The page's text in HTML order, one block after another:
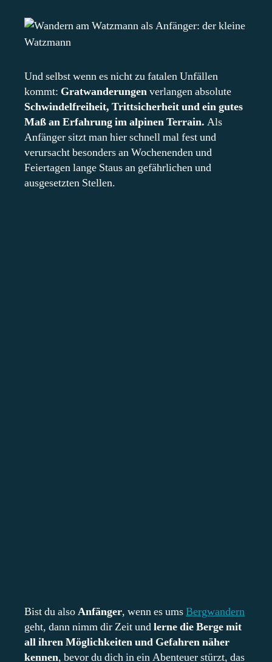
Und selbst wenn es nicht zu fatalen Unfällen
kommt: Gratwanderungenverlangen absolute
Schwindelfreiheit, Trittsicherheit und ein gutes
Maß an Erfahrung im alpinen Terrain. Als
Anfänger sitzt man hier schnell mal fest und
verursacht besonders an Wochenenden und
Feiertagen lange Staus an gefährlichen und
ausgesetzten Stellen.
Bist du alsoAnfänger, wenn es umsBergwandern
geht, dann nimm dir Zeit undlerne die Berge mit
all ihren Möglichkeiten und Gefahren näher
kennen, bevor du dich in ein Abenteuer stürzt, das